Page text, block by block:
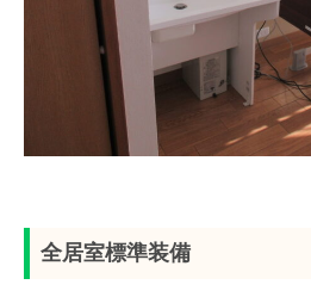
全居室標準装備